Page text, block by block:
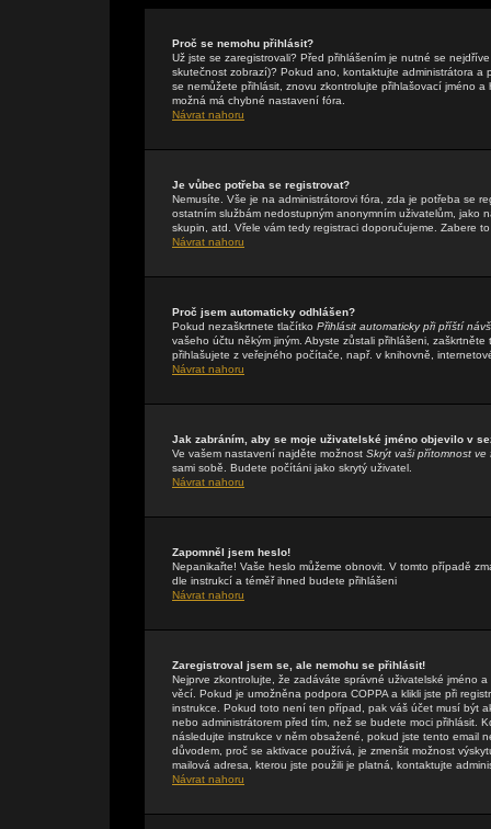
Proč se nemohu přihlásit?
Už jste se zaregistrovali? Před přihlášením je nutné se
skutečnost zobrazí)? Pokud ano, kontaktujte administrátora
se nemůžete přihlásit, znovu zkontrolujte přihlašovací jméno
možná má chybné nastavení fóra.
Návrat nahoru
Je vůbec potřeba se registrovat?
Nemusíte. Vše je na administrátorovi fóra, zda je potřeba se
ostatním službám nedostupným anonymním uživatelům, jako
skupin, atd. Vřele vám tedy registraci doporučujeme. Zabere
Návrat nahoru
Proč jsem automaticky odhlášen?
Pokud nezaškrtnete tlačítko Přihlásit automaticky při příští
vašeho účtu někým jiným. Abyste zůstali přihlášeni,
přihlašujete z veřejného počítače, např. v knihovně,
Návrat nahoru
Jak zabráním, aby se moje uživatelské jméno objevilo v
Ve vašem nastavení najděte možnost Skrýt vaši přítomnost ve
sami sobě. Budete počítáni jako skrytý uživatel.
Návrat nahoru
Zapomněl jsem heslo!
Nepanikařte! Vaše heslo můžeme obnovit. V tomto případě
dle instrukcí a téměř ihned budete přihlášeni
Návrat nahoru
Zaregistroval jsem se, ale nemohu se přihlásit!
Nejprve zkontrolujte, že zadáváte správné uživatelské jméno
věcí. Pokud je umožněna podpora COPPA a klikli jste při
instrukce. Pokud toto není ten případ, pak váš účet musí být
nebo administrátorem před tím, než se budete moci přihlásit.
následujte instrukce v něm obsažené, pokud jste tento email
důvodem, proč se aktivace používá, je zmenšit možnost
mailová adresa, kterou jste použili je platná, kontaktujte
Návrat nahoru